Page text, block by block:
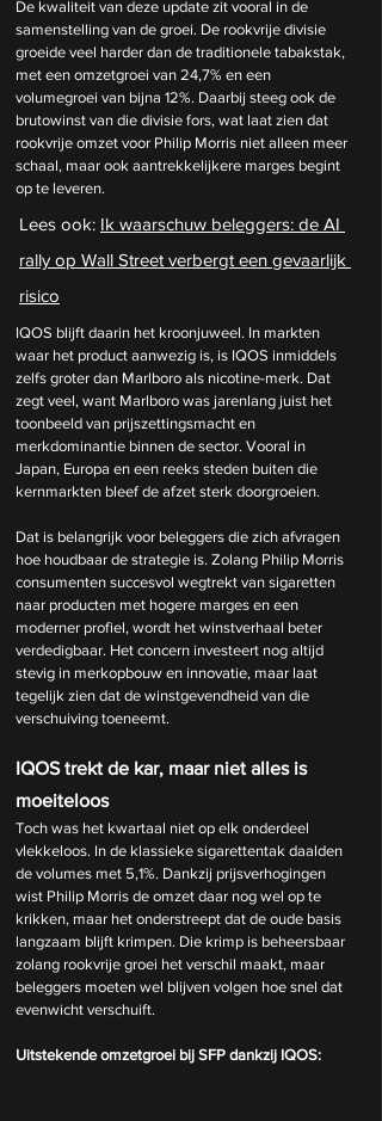
De kwaliteit van deze update zit vooral in de
samenstelling van de groei. De rookvrije divisie
groeide veel harder dan de traditionele tabakstak,
met een omzetgroei van 24,7% en een
volumegroei van bijna 12%. Daarbij steeg ook de
brutowinst van die divisie fors, wat laat zien dat
rookvrije omzet voor Philip Morris niet alleen meer
schaal, maar ook aantrekkelijkere marges begint
op te leveren.
Lees ook: Ik waarschuw beleggers: de AI
rally op Wall Street verbergt een gevaarlijk
risico
IQOS blijft daarin het kroonjuweel. In markten
waar het product aanwezig is, is IQOS inmiddels
zelfs groter dan Marlboro als nicotine-merk. Dat
zegt veel, want Marlboro was jarenlang juist het
toonbeeld van prijszettingsmacht en
merkdominantie binnen de sector. Vooral in
Japan, Europa en een reeks steden buiten die
kernmarkten bleef de afzet sterk doorgroeien.
Dat is belangrijk voor beleggers die zich afvragen
hoe houdbaar de strategie is. Zolang Philip Morris
consumenten succesvol wegtrekt van sigaretten
naar producten met hogere marges en een
moderner profiel, wordt het winstverhaal beter
verdedigbaar. Het concern investeert nog altijd
stevig in merkopbouw en innovatie, maar laat
tegelijk zien dat de winstgevendheid van die
verschuiving toeneemt.
IQOS trekt de kar, maar niet alles is
moeiteloos
Toch was het kwartaal niet op elk onderdeel
vlekkeloos. In de klassieke sigarettentak daalden
de volumes met 5,1%. Dankzij prijsverhogingen
wist Philip Morris de omzet daar nog wel op te
krikken, maar het onderstreept dat de oude basis
langzaam blijft krimpen. Die krimp is beheersbaar
zolang rookvrije groei het verschil maakt, maar
beleggers moeten wel blijven volgen hoe snel dat
evenwicht verschuift.
Uitstekende omzetgroei bij SFP dankzij IQOS: